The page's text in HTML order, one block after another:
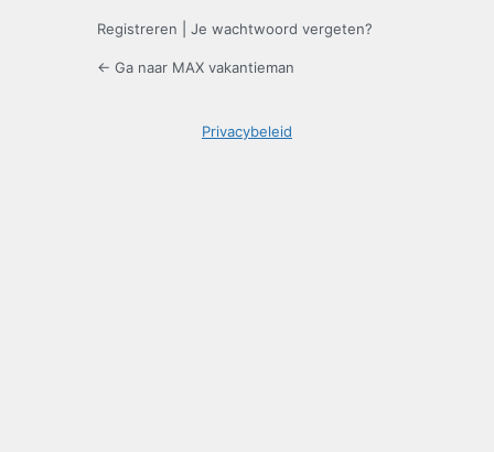
Registreren Je wachtwoord vergeten?
← Ga naar MAX vakantieman
Privacybeleid